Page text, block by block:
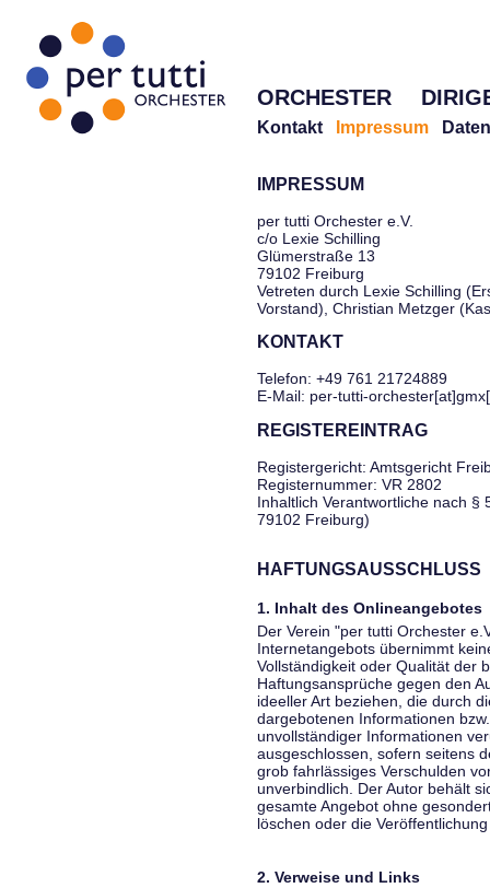
ORCHESTER
Kontakt Impressum
IMPRESSUM
per tutti Orchester e.V.
c/o Lexie Schilling
Glümerstraße 13
79102 Freiburg
Vetreten durch Lexie Schilling
Vorstand), Christian Metzger
KONTAKT
Telefon: +49 761 21724889
E-Mail: per-tutti-
REGISTEREINTRAG
Registergericht: Amtsgericht
Registernummer: VR 2802
Inhaltlich Verantwortliche nach §
79102 Freiburg)
HAFTUNGSAUSSCHLUSS
1. Inhalt des Onlineangebotes
Der Verein "per tutti Orchester
Internetangebots übernimmt
Vollständigkeit oder Qualität der
Haftungsansprüche gegen den
ideeller Art beziehen, die durch
dargebotenen Informationen
unvollständiger Informationen
ausgeschlossen, sofern seitens
grob fahrlässiges Verschulden
unverbindlich. Der Autor behält
gesamte Angebot ohne
löschen oder die
2. Verweise und Links